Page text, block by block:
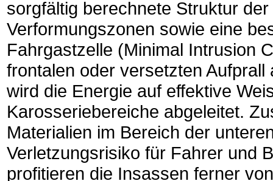
sorgfältig berechnete Struktur
Verformungszonen sowie eine
Fahrgastzelle (Minimal Intrusion
frontalen oder versetzten
wird die Energie auf effektive
Karosseriebereiche abgeleitet.
Materialien im Bereich der
Verletzungsrisiko für Fahrer und
profitieren die Insassen ferner